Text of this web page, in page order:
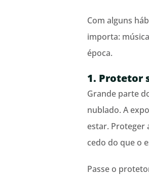
Com alguns
importa:
época.
1. Protetor
Grande parte
nublado. A
estar. Proteger
cedo do que o
Passe o